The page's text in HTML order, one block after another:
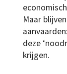
Maar
deze
krijgen.